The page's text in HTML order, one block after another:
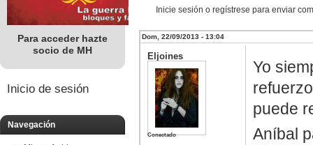
Para acceder hazte
socio de MH
Inicio de sesión
Navegación
Inicie sesión o regístrese para enviar
Dom, 22/09/2013 - 13:04
Eljoines
Conectado
Yo
puede
Aníbal